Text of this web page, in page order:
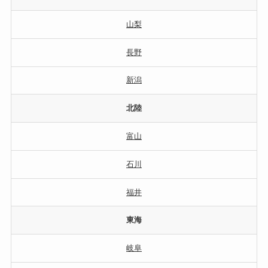
山梨
長野
新潟
北陸
富山
石川
福井
東海
岐阜